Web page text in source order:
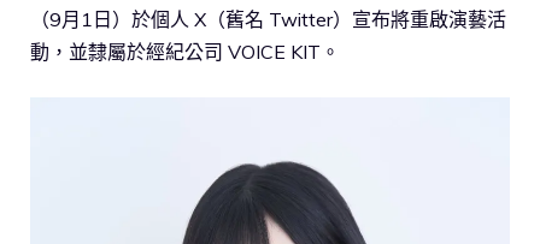
（9月1日）於個人 X（舊名 Twitter）宣布將重啟演藝活
動，並隸屬於經紀公司 VOICE KIT。